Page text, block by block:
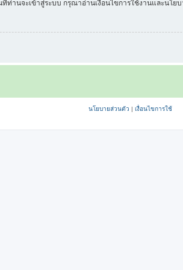
ท่านจะเข้าสู่ระบบ กรุณาอ่านเงื่อนไขการใช้งานและนโ
นโยบายส่วนตัว | เงื่อนไขการใช้